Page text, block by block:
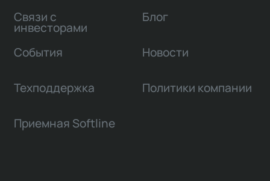
Связи с
инвесторами
Блог
События Новости
Техподдержка Политики компании
Приемная Softline